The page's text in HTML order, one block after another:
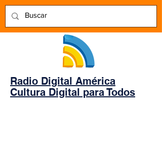
Radio Digital América
Cultura Digital para Todos